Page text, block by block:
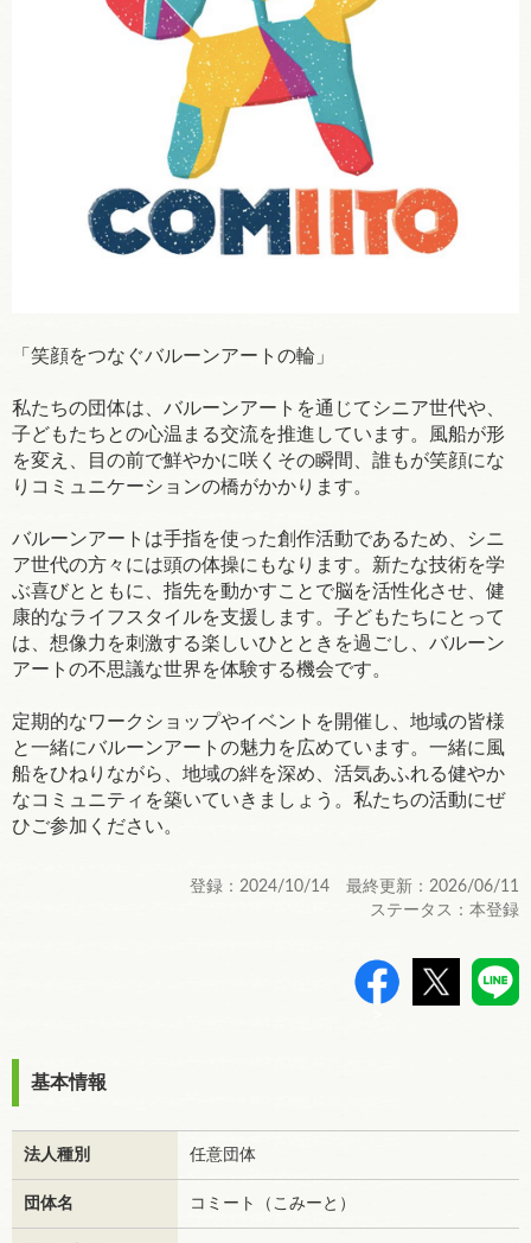
「笑顔をつなぐバルーンアートの輪」
私たちの団体は、バルーンアートを通じてシニア世代や、
子どもたちとの心温まる交流を推進しています。風船が形
を変え、目の前で鮮やかに咲くその瞬間、誰もが笑顔にな
りコミュニケーションの橋がかかります。
バルーンアートは手指を使った創作活動であるため、シニ
ア世代の方々には頭の体操にもなります。新たな技術を学
ぶ喜びとともに、指先を動かすことで脳を活性化させ、健
康的なライフスタイルを支援します。子どもたちにとって
は、想像力を刺激する楽しいひとときを過ごし、バルーン
アートの不思議な世界を体験する機会です。
定期的なワークショップやイベントを開催し、地域の皆様
と一緒にバルーンアートの魅力を広めています。一緒に風
船をひねりながら、地域の絆を深め、活気あふれる健やか
なコミュニティを築いていきましょう。私たちの活動にぜ
ひご参加ください。
登録：2024/10/14 最終更新：2026/06/11
ステータス：本登録
基本情報
法人種別 任意団体
団体名 コミート（こみーと）